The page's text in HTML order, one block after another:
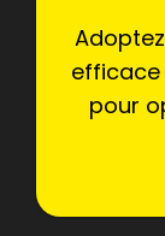
efficace
pour